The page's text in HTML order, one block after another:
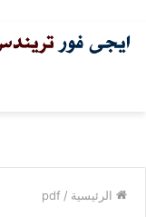
الرئيسية /
pdf